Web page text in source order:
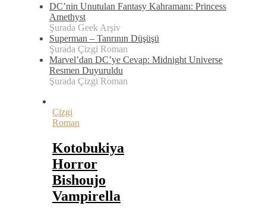
DC’nin Unutulan Fantasy Kahramanı: Princess
Amethyst
Şurada Geek Arşiv
Superman – Tanrının Düşüşü
Şurada Çizgi Roman
Marvel’dan DC’ye Cevap: Midnight Universe
Resmen Duyuruldu
Şurada Çizgi Roman
Çizgi
Roman
Kotobukiya
Horror
Bishoujo
Vampirella